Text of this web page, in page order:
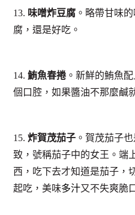
13. 味噌炸豆腐 。略帶甘味
腐，還是好吃。
14.鮪魚春捲。新鮮的鮪魚
個口腔，如果醬油不那麼鹹
15.炸賀茂茄子 。賀茂茄子
致，號稱茄子中的女王。端
西，吃下去才知道是茄子，
起吃，美味多汁又不失爽脆